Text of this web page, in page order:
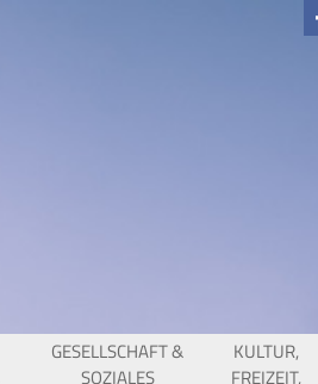
GESELLSCHAFT &
SOZIALES
KULTUR,
FREIZEIT,